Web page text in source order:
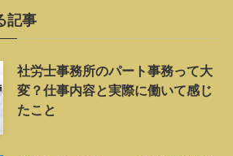
記事
社労士事務所のパート事務って大
変？仕事内容と実際に働いて感じ
たこと